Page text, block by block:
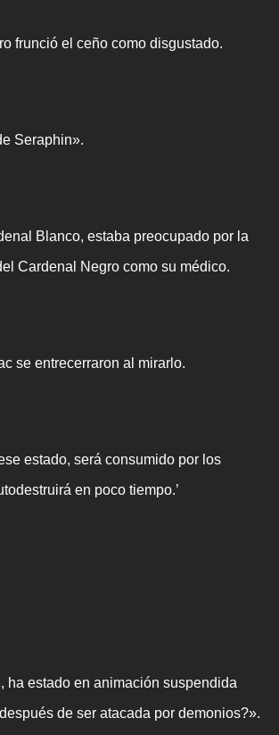
frunció el ceño como disgustado.
Seraphin».
Blanco, estaba preocupado por la
Cardenal Negro como su médico.
se entrecerraron al mirarlo.
estado, será consumido por los
en poco tiempo.’
ha estado en animación suspendida
de ser atacada por demonios?».